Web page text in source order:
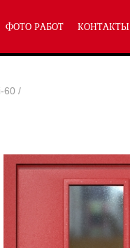
остеклением eiw-60
ФОТО РАБОТ КОНТАКТЫ
60 /